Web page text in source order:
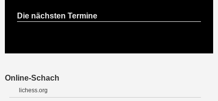
Die nächsten Termine
Online-Schach
lichess.org